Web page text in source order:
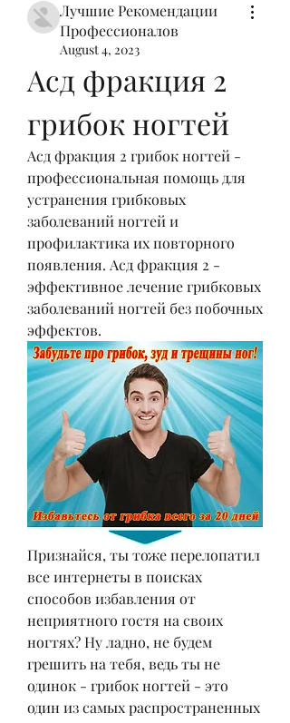
Лучшие Рекомендации
Профессионалов
August 4, 2023
Асд фракция 2
грибок ногтей
Асд фракция 2 грибок ногтей -
профессиональная помощь для
устранения грибковых
заболеваний ногтей и
профилактика их повторного
появления. Асд фракция 2 -
эффективное лечение грибковых
заболеваний ногтей без побочных
эффектов.
Признайся, ты тоже перелопатил
все интернеты в поисках
способов избавления от
неприятного гостя на своих
ногтях? Ну ладно, не будем
грешить на тебя, ведь ты не
одинок - грибок ногтей - это
один из самых распространенных